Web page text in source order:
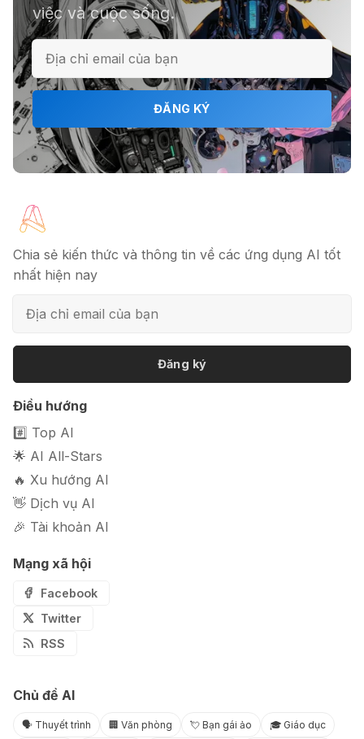
ℹ️ Napkin AI - Biến văn bản thành
infographic
🎗️ Logomaster.ai: Thiết kế logo
chuyên nghiệp trong 5 phút
📦 Mokker - Ứng dụng chỉnh sửa
việc và cuộc sống.
ĐĂNG KÝ
Chia sẻ kiến thức và thông tin về các ứng dụng AI tốt
nhất hiện nay
Đăng ký
Điều hướng
#️⃣ Top AI
🌟 AI All-Stars
🔥 Xu hướng AI
👋 Dịch vụ AI
🎉 Tài khoản AI
Mạng xã hội
Facebook
Twitter
RSS
Chủ đề AI
🗣️ Thuyết trình 🏢 Văn phòng 💘 Bạn gái ảo 🎓 Giáo dục